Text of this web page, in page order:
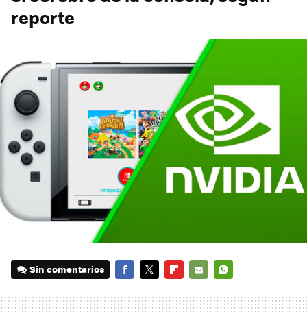
reporte
Sin comentarios
MAIL